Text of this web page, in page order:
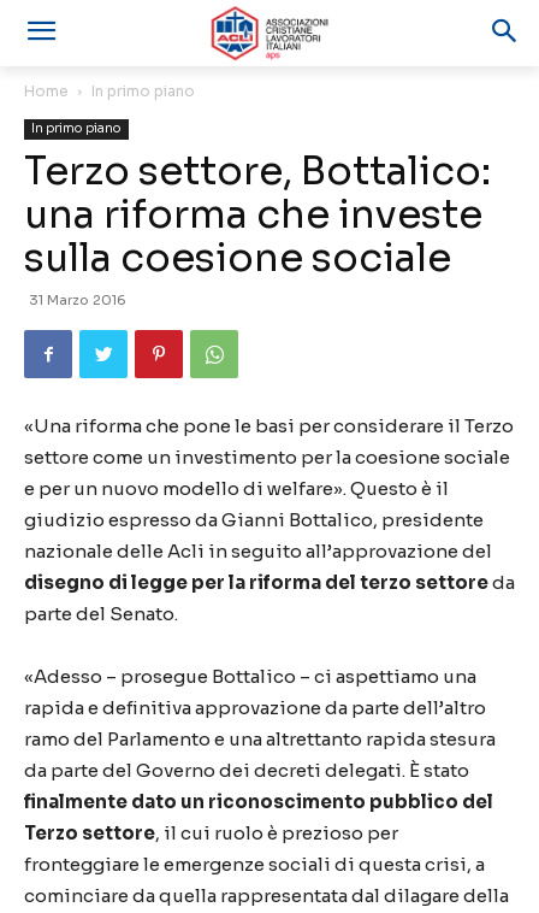
Home In primo piano
In primo piano
Terzo settore, Bottalico:
una riforma che investe
sulla coesione sociale
31 Marzo 2016
«Una riforma che pone le basi per considerare il Terzo
settore come un investimento per la coesione sociale
e per un nuovo modello di welfare». Questo è il
giudizio espresso da Gianni Bottalico, presidente
nazionale delle Acli in seguito all’approvazione del
disegno di legge per la riforma del terzo settoreda
parte del Senato.
«Adesso – prosegue Bottalico – ci aspettiamo una
rapida e definitiva approvazione da parte dell’altro
ramo del Parlamento e una altrettanto rapida stesura
da parte del Governo dei decreti delegati. È stato
finalmente dato un riconoscimento pubblico del
Terzo settore, il cui ruolo è prezioso per
fronteggiare le emergenze sociali di questa crisi, a
cominciare da quella rappresentata dal dilagare della